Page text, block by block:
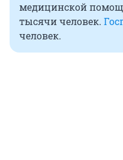
медицинской
тысячи человек.
человек.